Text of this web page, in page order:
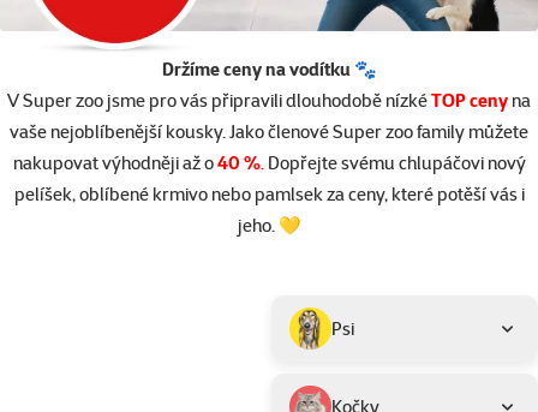
Držíme ceny na vodítku 🐾
V Super zoo jsme pro vás připravili dlouhodobě nízkéTOP ceny na
vaše nejoblíbenější kousky. Jako členové Super zoo family můžete
nakupovat výhodněji až o40 %.Dopřejte svému chlupáčovi nový
pelíšek, oblíbené krmivo nebo pamlsek za ceny, které potěší vás i
jeho. 💛
Podkategorie
Psi
Kočky